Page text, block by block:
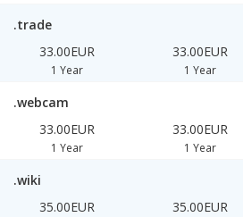
.trade
33.00EUR
1 Year
33.00EUR
1 Year
.webcam
33.00EUR
1 Year
33.00EUR
1 Year
.wiki
35.00EUR
35.00EUR